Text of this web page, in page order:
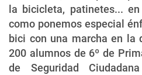
la bicicleta, patinetes...
como ponemos especial
bici con una marcha en la
200 alumnos de 6º de
de Seguridad